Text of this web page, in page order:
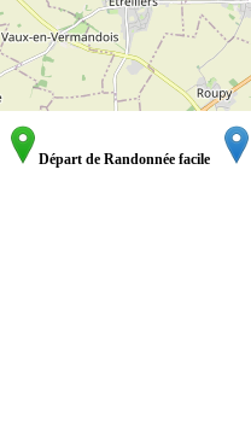
Départ de Randonnée facile